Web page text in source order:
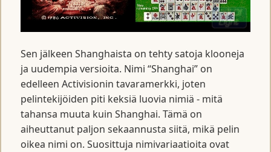
Sen jälkeen Shanghaista on tehty satoja klooneja
ja uudempia versioita. Nimi “Shanghai” on
edelleen Activisionin tavaramerkki, joten
pelintekijöiden piti keksiä luovia nimiä - mitä
tahansa muuta kuin Shanghai. Tämä on
aiheuttanut paljon sekaannusta siitä, mikä pelin
oikea nimi on. Suosittuja nimivariaatioita ovat